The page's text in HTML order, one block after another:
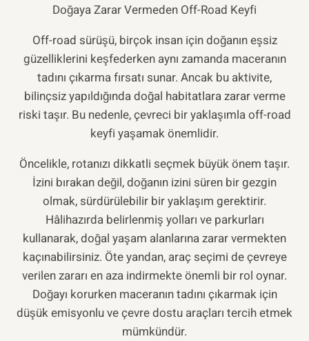
Doğaya Zarar Vermeden Off-Road Keyfi
Off-road sürüşü, birçok insan için doğanın eşsiz
güzelliklerini keşfederken aynı zamanda maceranın
tadını çıkarma fırsatı sunar. Ancak bu aktivite,
bilinçsiz yapıldığında doğal habitatlara zarar verme
riski taşır. Bu nedenle, çevreci bir yaklaşımla off-road
keyfi yaşamak önemlidir.
Öncelikle, rotanızı dikkatli seçmek büyük önem taşır.
İzini bırakan değil, doğanın izini süren bir gezgin
olmak, sürdürülebilir bir yaklaşım gerektirir.
Hâlihazırda belirlenmiş yolları ve parkurları
kullanarak, doğal yaşam alanlarına zarar vermekten
kaçınabilirsiniz. Öte yandan, araç seçimi de çevreye
verilen zararı en aza indirmekte önemli bir rol oynar.
Doğayı korurken maceranın tadını çıkarmak için
düşük emisyonlu ve çevre dostu araçları tercih etmek
mümkündür.